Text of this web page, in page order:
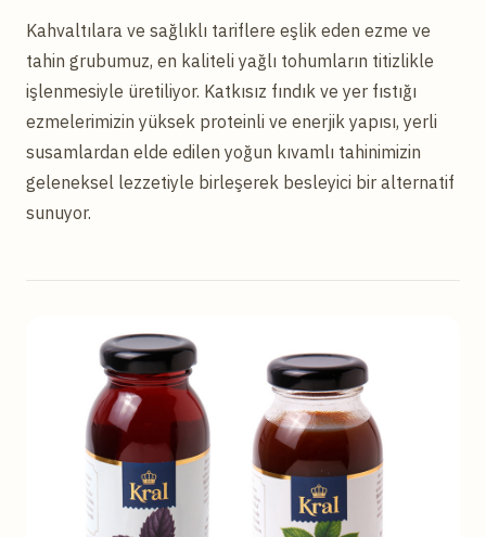
Kahvaltılara ve sağlıklı tariflere eşlik eden ezme ve
tahin grubumuz, en kaliteli yağlı tohumların titizlikle
işlenmesiyle üretiliyor. Katkısız fındık ve yer fıstığı
ezmelerimizin yüksek proteinli ve enerjik yapısı, yerli
susamlardan elde edilen yoğun kıvamlı tahinimizin
geleneksel lezzetiyle birleşerek besleyici bir alternatif
sunuyor.